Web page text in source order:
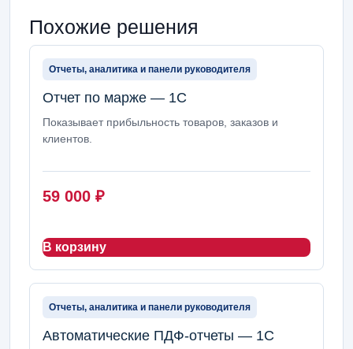
Похожие решения
Отчеты, аналитика и панели руководителя
Отчет по марже — 1С
Показывает прибыльность товаров, заказов и
клиентов.
59 000 ₽
В корзину
Отчеты, аналитика и панели руководителя
Автоматические ПДФ-отчеты — 1С